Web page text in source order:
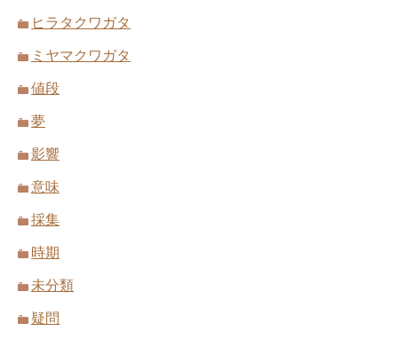
ヒラタクワガタ
ミヤマクワガタ
値段
夢
影響
意味
採集
時期
未分類
疑問